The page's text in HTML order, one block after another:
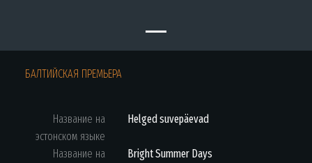
БАЛТИЙСКАЯ ПРЕМЬЕРА
Название на
эстонском языке
Helged suvepäevad
Название на
Bright Summer Days